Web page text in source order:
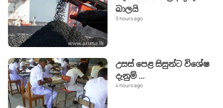
බාලයි
3 hours ago
උසස් පෙළ සිසුන්ට විශේෂ
දැනුම් ...
4 hours ago